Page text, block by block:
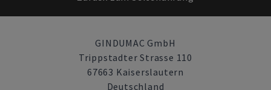
GINDUMAC GmbH
Trippstadter Strasse 110
67663 Kaiserslautern
Deutschland